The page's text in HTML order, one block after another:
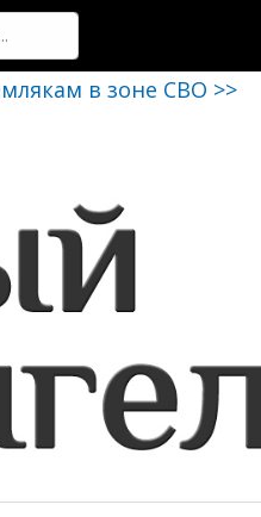
в зоне СВО >>